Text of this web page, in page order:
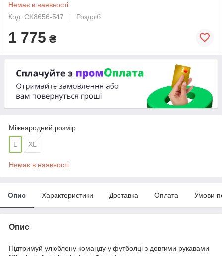
Немає в наявності
Код: CK8656-547
Роздріб
1 775 ₴
Міжнародний розмір
L XL
Немає в наявності
Опис Характеристики Доставка Оплата Умови
Опис
Підтримуй улюблену команду у футболці з довгими рукавами